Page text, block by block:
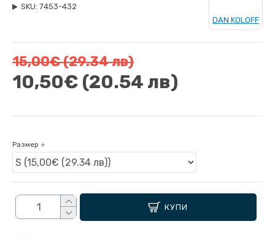
10,50€ (20.54 лв)
15,00€(29.34 лв)
SKU: 7453-432
DAN KOLOFF
Размер
КУПИ